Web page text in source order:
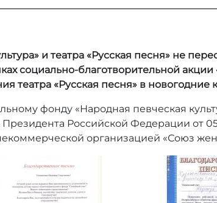
и театра «Русская песня» не
социально-благотворительной акции
театра «Русская песня» в новогодние
фонду «Народная певческая
Российской Федерации от
организацией «Союз